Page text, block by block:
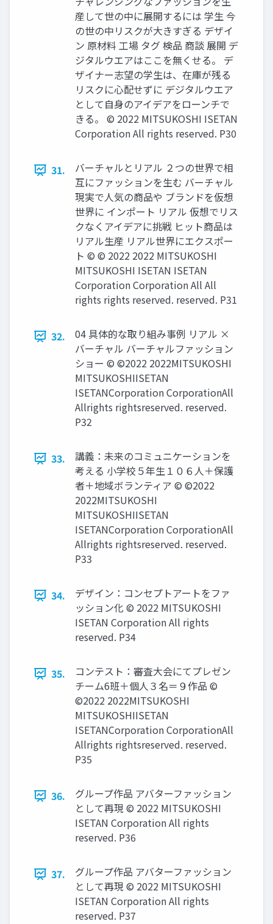
産して世の中に展開するには 学生 今
の世の中リスクが大きすぎる デザイ
ン 原材料 工場 タグ 検品 商談 展開 デ
ジタルウエアはここを無くせる。 デ
ザイナー志望の学生は、在庫が残る
リスクに心配せずに デジタルウエア
として自身のアイデアをローンチで
きる。 © 2022 MITSUKOSHI ISETAN
Corporation All rights reserved. P30
31.
バーチャルとリアル ２つの世界で相
互にファッションを生む バーチャル
現実で人気の商品や ブランドを仮想
世界に インポート リアル 仮想でリス
クなくアイデアに挑戦 ヒット商品は
リアル生産 リアル世界にエクスポー
ト © © 2022 2022 MITSUKOSHI
MITSUKOSHI ISETAN ISETAN
Corporation Corporation All All
rights rights reserved. reserved. P31
32.
04 具体的な取り組み事例 リアル ×
バーチャル バーチャルファッション
ショー © ©2022 2022MITSUKOSHI
MITSUKOSHIISETAN
ISETANCorporation CorporationAll
Allrights rightsreserved. reserved.
P32
33.
講義：未来のコミュニケーションを
考える 小学校５年生１０６人＋保護
者＋地域ボランティア © ©2022
2022MITSUKOSHI
MITSUKOSHIISETAN
ISETANCorporation CorporationAll
Allrights rightsreserved. reserved.
P33
34.
デザイン：コンセプトアートをファ
ッション化 © 2022 MITSUKOSHI
ISETAN Corporation All rights
reserved. P34
35.
コンテスト：審査大会にてプレゼン
チーム6班＋個人３名＝９作品 ©
©2022 2022MITSUKOSHI
MITSUKOSHIISETAN
ISETANCorporation CorporationAll
Allrights rightsreserved. reserved.
P35
36.
グループ作品 アバターファッション
として再現 © 2022 MITSUKOSHI
ISETAN Corporation All rights
reserved. P36
37.
グループ作品 アバターファッション
として再現 © 2022 MITSUKOSHI
ISETAN Corporation All rights
reserved. P37